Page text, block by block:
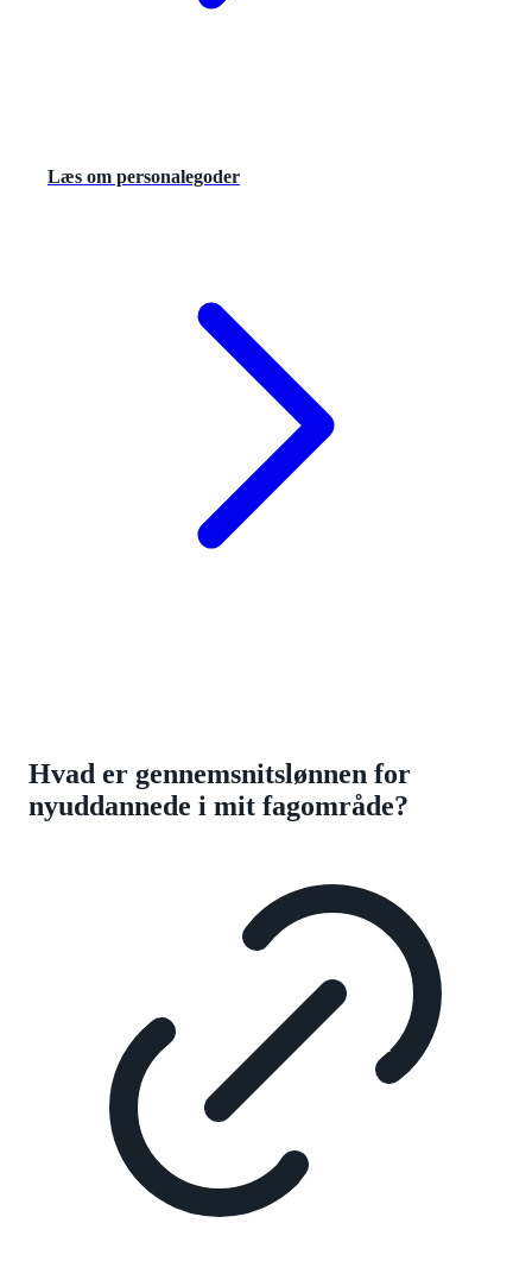
Læs om personalegoder
Hvad er gennemsnitslønnen for
nyuddannede i mit fagområde?